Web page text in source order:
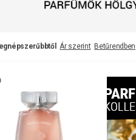
Ár szerint Betűrendben